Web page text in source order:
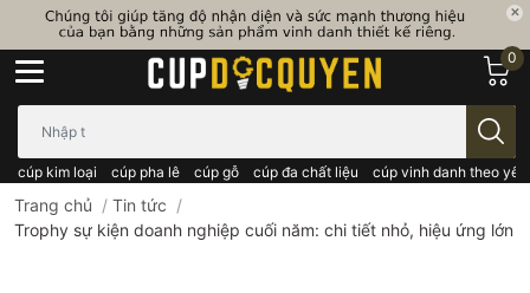
cúp kim loại cúp pha lê cúp gỗ cúp đa chất liệu cúp vinh danh theo
0
Trang chủ / Tin tức /
Trophy sự kiện doanh nghiệp cuối năm: chi tiết nhỏ, hiệu ứng lớn